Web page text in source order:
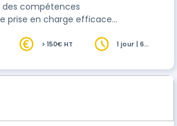
compétences
prise en charge efficace
> 150€ HT
1 jour | 6